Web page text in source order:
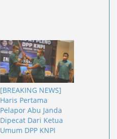
[BREAKING NEWS]
Haris Pertama
Pelapor Abu Janda
Dipecat Dari Ketua
Umum DPP KNPI